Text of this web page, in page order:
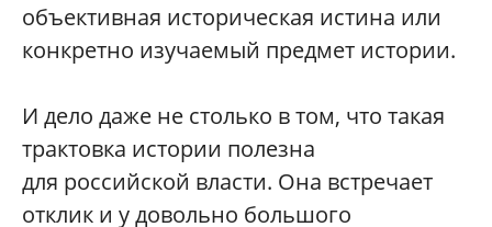
объективная историческая истина или
конкретно изучаемый предмет истории.
И дело даже не столько в том, что такая
трактовка истории полезна
для российской власти. Она встречает
отклик и у довольно большого